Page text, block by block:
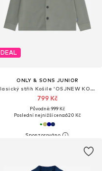
DEAL
ONLY & SONS JUNIOR
Klasický střih Košile 'OSJNEW KODYL'
799 Kč
Původně: 999 Kč
Poslední nejnižší cena:620 Kč